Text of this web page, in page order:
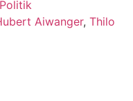
Politik
Aiwanger, Thilo